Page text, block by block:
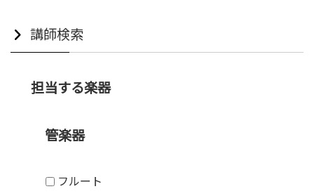
講師検索
担当する楽器
管楽器
フルート